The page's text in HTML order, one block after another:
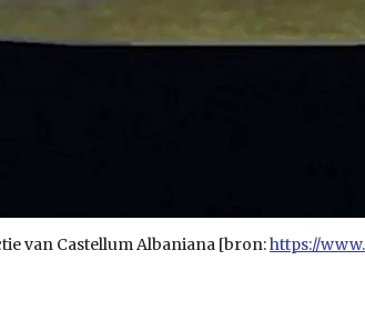
van Castellum Albaniana [bron:https://